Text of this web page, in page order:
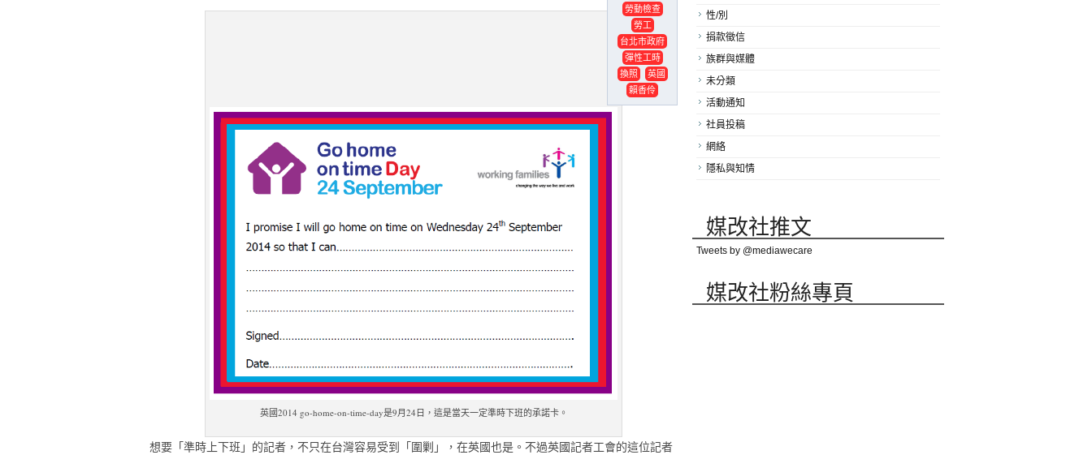
勞動檢查
勞工
台北市政府
彈性工時
換照
英國
賴香伶
英國2014 go-home-on-time-day是9月24日，這是當天一定準時下班的承諾卡。
想要「準時上下班」的記者，不只在台灣容易受到「圍剿」，在英國也是。不過英國記者工會的這位記者
性/別
捐款徵信
族群與媒體
未分類
活動通知
社員投稿
網絡
隱私與知情
媒改社推文
Tweets by @mediawecare
媒改社粉絲專頁